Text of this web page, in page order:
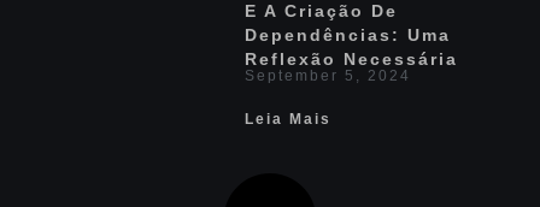
E A Criação De
Dependências: Uma
Reflexão Necessária
September 5, 2024
Leia Mais